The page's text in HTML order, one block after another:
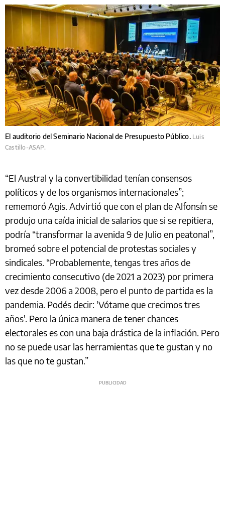
El auditorio del Seminario Nacional de Presupuesto Público. Luis
Castillo-ASAP.
“El Austral y la convertibilidad tenían consensos
políticos y de los organismos internacionales”;
rememoró Agis. Advirtió que con el plan de Alfonsín se
produjo una caída inicial de salarios que si se repitiera,
podría “transformar la avenida 9 de Julio en peatonal”,
bromeó sobre el potencial de protestas sociales y
sindicales. “Probablemente, tengas tres años de
crecimiento consecutivo (de 2021 a 2023) por primera
vez desde 2006 a 2008, pero el punto de partida es la
pandemia. Podés decir: 'Vótame que crecimos tres
años'. Pero la única manera de tener chances
electorales es con una baja drástica de la inflación. Pero
no se puede usar las herramientas que te gustan y no
las que no te gustan.”